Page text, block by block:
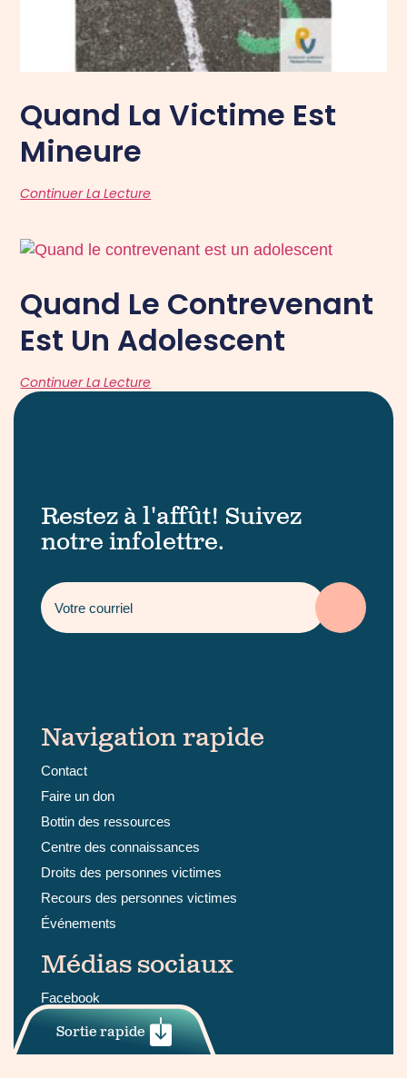
Sortie rapide
Quand La Victime Est
Mineure
Continuer La Lecture
Quand Le Contrevenant
Est Un Adolescent
Continuer La Lecture
Restez à l'affût! Suivez
notre infolettre.
Navigation rapide
Contact
Faire un don
Bottin des ressources
Centre des connaissances
Droits des personnes victimes
Recours des personnes victimes
Événements
Médias sociaux
Facebook
LinkedIn